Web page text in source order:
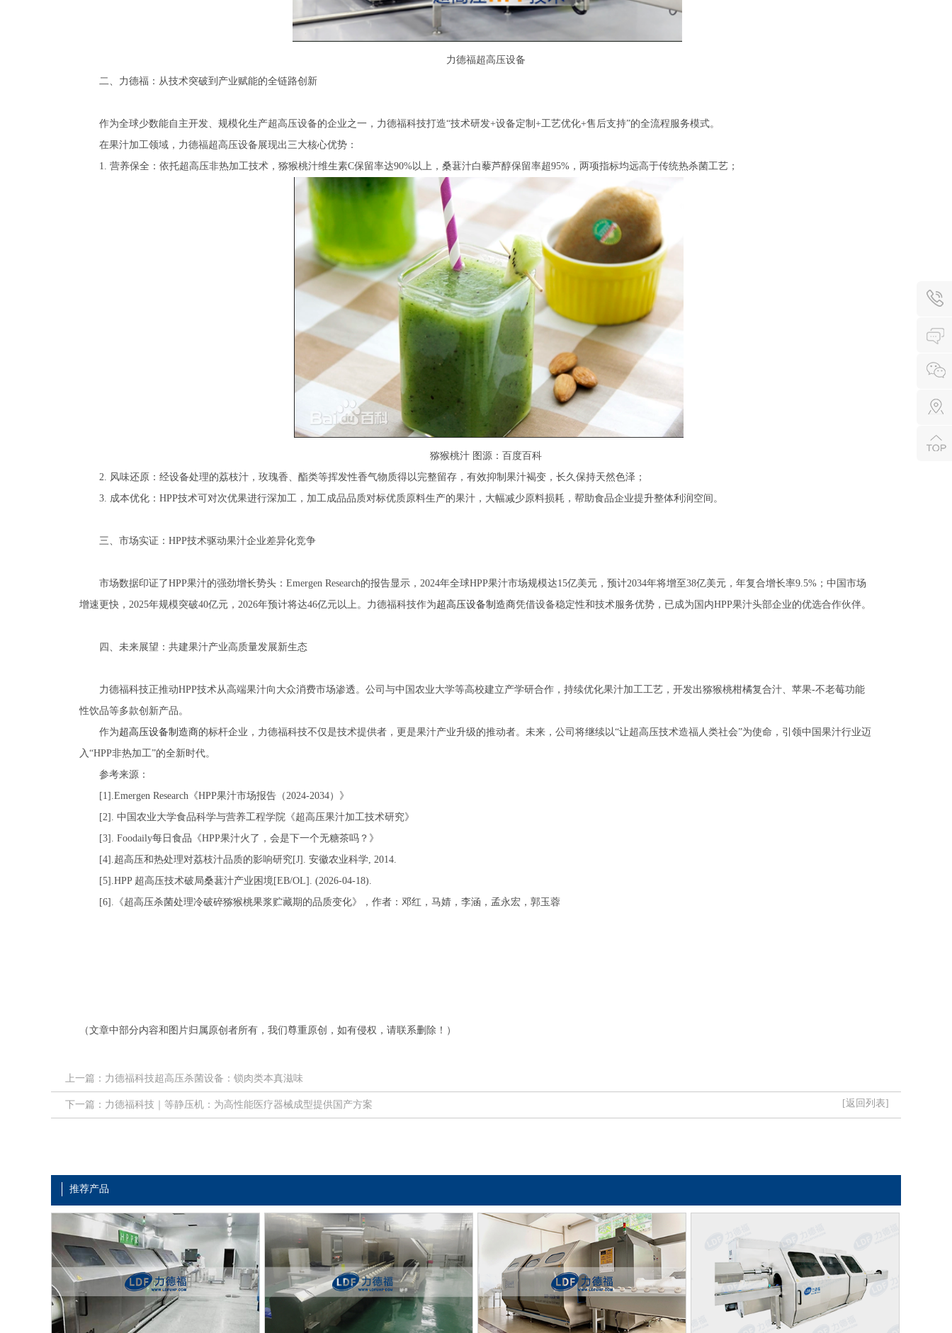
力德福超高压设备
二、力德福：从技术突破到产业赋能的全链路创新
作为全球少数能自主开发、规模化生产超高压设备的企业之一，力德福科技打造“技术研发+设备定制+工艺优化+售后支持”的全流程服务模式。
在果汁加工领域，力德福超高压设备展现出三大核心优势：
1. 营养保全：依托超高压非热加工技术，猕猴桃汁维生素C保留率达90%以上，桑葚汁白藜芦醇保留率超95%，两项指标均远高于传统热杀菌工艺；
猕猴桃汁 图源：百度百科
2. 风味还原：经设备处理的荔枝汁，玫瑰香、酯类等挥发性香气物质得以完整留存，有效抑制果汁褐变，长久保持天然色泽；
3. 成本优化：HPP技术可对次优果进行深加工，加工成品品质对标优质原料生产的果汁，大幅减少原料损耗，帮助食品企业提升整体利润空间。
三、市场实证：HPP技术驱动果汁企业差异化竞争
市场数据印证了HPP果汁的强劲增长势头：Emergen Research的报告显示，2024年全球HPP果汁市场规模达15亿美元，预计2034年将增至38亿美元，年复合增长率9.5%；中国市场
增速更快，2025年规模突破40亿元，2026年预计将达46亿元以上。力德福科技作为超高压设备制造商凭借设备稳定性和技术服务优势，已成为国内HPP果汁头部企业的优选合作伙伴。
四、未来展望：共建果汁产业高质量发展新生态
力德福科技正推动HPP技术从高端果汁向大众消费市场渗透。公司与中国农业大学等高校建立产学研合作，持续优化果汁加工工艺，开发出猕猴桃柑橘复合汁、苹果-不老莓功能
性饮品等多款创新产品。
作为超高压设备制造商的标杆企业，力德福科技不仅是技术提供者，更是果汁产业升级的推动者。未来，公司将继续以“让超高压技术造福人类社会”为使命，引领中国果汁行业迈
入“HPP非热加工”的全新时代。
参考来源：
[1].Emergen Research《HPP果汁市场报告（2024-2034）》
[2]. 中国农业大学食品科学与营养工程学院《超高压果汁加工技术研究》
[3]. Foodaily每日食品《HPP果汁火了，会是下一个无糖茶吗？》
[4].超高压和热处理对荔枝汁品质的影响研究[J]. 安徽农业科学, 2014.
[5].HPP 超高压技术破局桑葚汁产业困境[EB/OL]. (2026-04-18).
[6].《超高压杀菌处理冷破碎猕猴桃果浆贮藏期的品质变化》，作者：邓红，马婧，李涵，孟永宏，郭玉蓉
（文章中部分内容和图片归属原创者所有，我们尊重原创，如有侵权，请联系删除！）
上一篇：力德福科技超高压杀菌设备：锁肉类本真滋味
下一篇：力德福科技｜等静压机：为高性能医疗器械成型提供国产方案 [返回列表]
推荐产品